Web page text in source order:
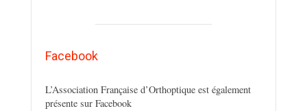
Facebook
L’Association Française d’Orthoptique est également
présente sur Facebook